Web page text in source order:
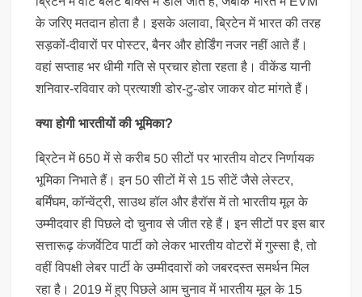
के जरिए मतदान होता है। इसके अलावा, ब्रिटेन में भारत की तरह
सड़कों-दीवारों पर पोस्टर, बैनर और होर्डिंग नजर नहीं आते हैं।
वहां सप्ताह भर धीमी गति से प्रचार होता रहता है। वीकेंड यानी
शनिवार-रविवार को प्रत्याशी डोर-टु-डोर जाकर वोट मांगते हैं।
क्या होगी भारतीयों की भूमिका?
ब्रिटेन में 650 में से करीब 50 सीटों पर भारतीय वोटर निर्णायक
भूमिका निभाते हैं। इन 50 सीटों में से 15 सीटें जैसे लेस्टर,
बर्मिंघम, कॉन्वेंट्री, साउथ हॉल और हैरॉस में तो भारतीय मूल के
उम्मीदवार ही पिछले दो चुनाव से जीत रहे हैं। इन सीटों पर इस बार
सत्तारूढ़ कंजर्वेटिव पार्टी को लेकर भारतीय वोटरों में गुस्सा है, तो
वहीं विपक्षी लेबर पार्टी के उम्मीदवारों को जबरदस्त समर्थन मिल
रहा है। 2019 में हुए पिछले आम चुनाव में भारतीय मूल के 15